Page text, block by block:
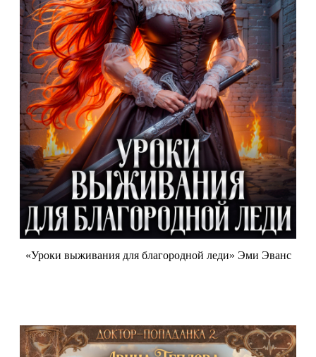
«Уроки выживания для благородной леди» Эми Эванс